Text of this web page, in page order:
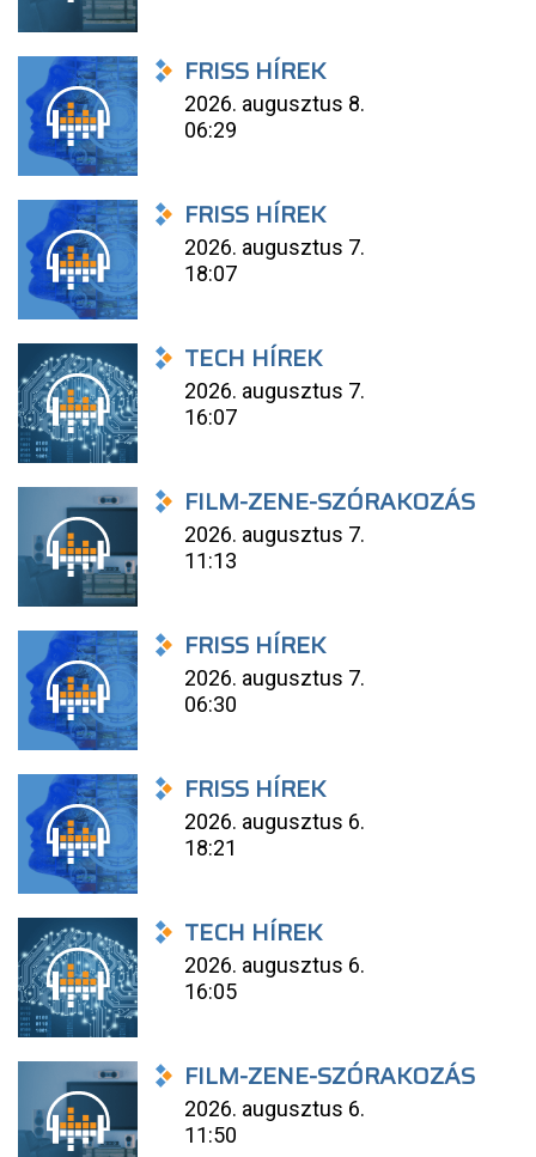
FRISS HÍREK
2026. augusztus 8.
06:29
FRISS HÍREK
2026. augusztus 7.
18:07
TECH HÍREK
2026. augusztus 7.
16:07
FILM-ZENE-SZÓRAKOZÁS
2026. augusztus 7.
11:13
FRISS HÍREK
2026. augusztus 7.
06:30
FRISS HÍREK
2026. augusztus 6.
18:21
TECH HÍREK
2026. augusztus 6.
16:05
FILM-ZENE-SZÓRAKOZÁS
2026. augusztus 6.
11:50